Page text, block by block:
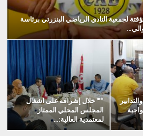
لجمعية النادي الرياضي البنزرتي برئاسة
** خلال إشرافه على اشغال
المجلس المحلي الممتاز
لمعتمدية العالية:…